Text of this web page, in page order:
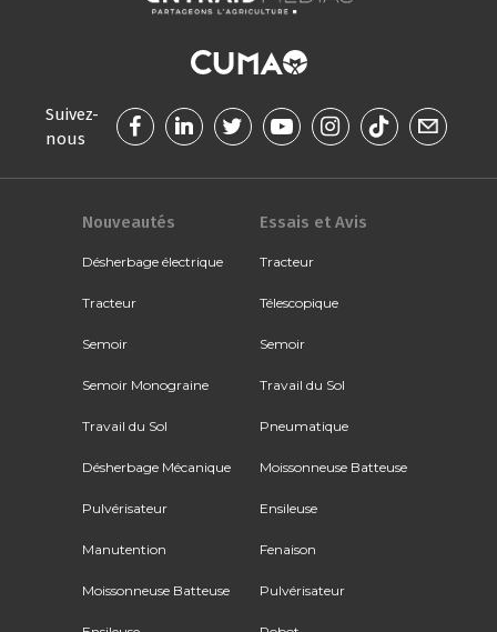
Suivez-
nous
Nouveautés
Désherbage électrique
Tracteur
Semoir
Semoir Monograine
Travail du Sol
Désherbage Mécanique
Pulvérisateur
Manutention
Moissonneuse Batteuse
Essais et Avis
Tracteur
Télescopique
Semoir
Travail du Sol
Pneumatique
Moissonneuse Batteuse
Ensileuse
Fenaison
Pulvérisateur